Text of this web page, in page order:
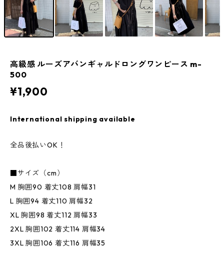
高級感 ルーズアバンギャルドロングワンピース m-
500
¥1,900
International shipping available
全品後払いOK！
■サイズ（cm）
M 胸囲90 着丈108 肩幅31
L 胸囲94 着丈110 肩幅32
XL 胸囲98 着丈112 肩幅33
2XL 胸囲102 着丈114 肩幅34
3XL 胸囲106 着丈116 肩幅35